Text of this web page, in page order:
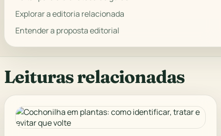
Explorar a editoria relacionada
Entender a proposta editorial
Leituras relacionadas